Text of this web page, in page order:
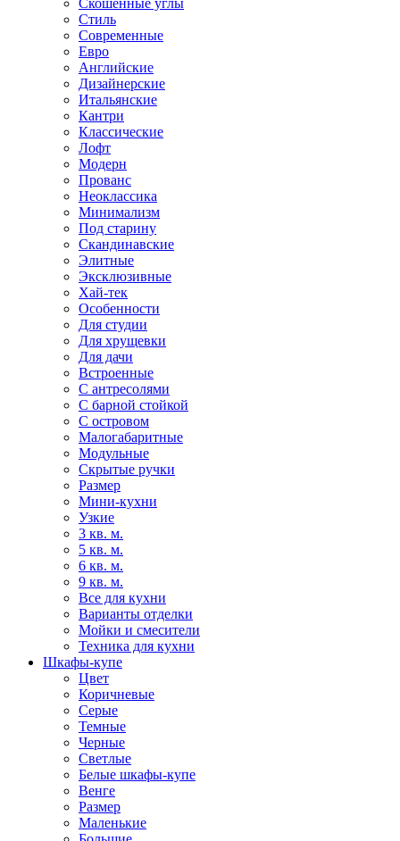
Скошенные углы
Стиль
Современные
Евро
Английские
Дизайнерские
Итальянские
Кантри
Классические
Лофт
Модерн
Прованс
Неоклассика
Минимализм
Под старину
Скандинавские
Элитные
Эксклюзивные
Хай-тек
Особенности
Для студии
Для хрущевки
Для дачи
Встроенные
С антресолями
С барной стойкой
С островом
Малогабаритные
Модульные
Скрытые ручки
Размер
Мини-кухни
Узкие
3 кв. м.
5 кв. м.
6 кв. м.
9 кв. м.
Все для кухни
Варианты отделки
Мойки и смесители
Техника для кухни
Шкафы-купе
Цвет
Коричневые
Серые
Темные
Черные
Светлые
Белые шкафы-купе
Венге
Размер
Маленькие